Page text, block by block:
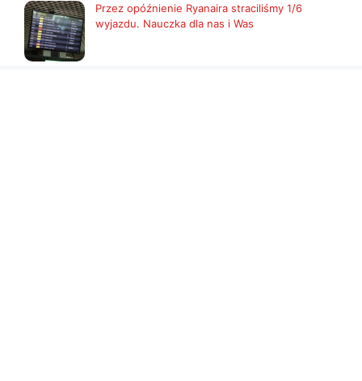
Przez opóźnienie Ryanaira straciliśmy 1/6
wyjazdu. Nauczka dla nas i Was